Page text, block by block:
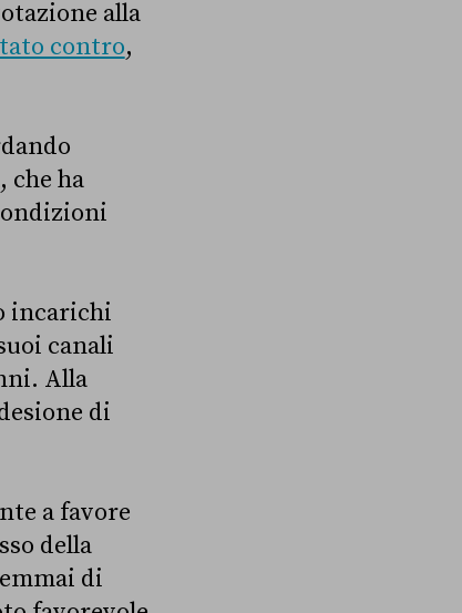
alla
contro,
che ha
incarichi
canali
Alla
di
a favore
della
di